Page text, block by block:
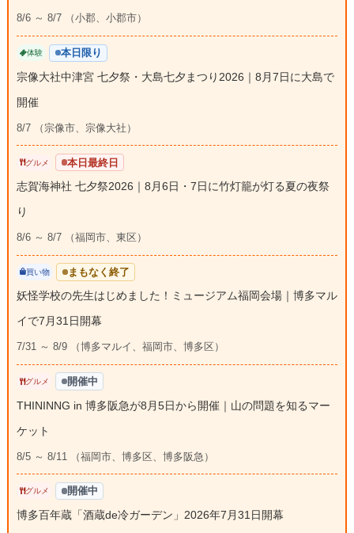
8/6 ～ 8/7 （小郡、小郡市）
体験 本日限り
宗像大社中津宮 七夕祭・大島七夕まつり2026｜8月7日に大島で
開催
8/7 （宗像市、宗像大社）
グルメ 本日最終日
志賀海神社 七夕祭2026｜8月6日・7日に竹灯籠が灯る夏の夜祭
り
8/6 ～ 8/7 （福岡市、東区）
買い物 まもなく終了
妖怪学校の先生はじめました！ミュージアム福岡会場｜博多マル
イで7月31日開幕
7/31 ～ 8/9 （博多マルイ、福岡市、博多区）
グルメ 開催中
THININNG in 博多阪急が8月5日から開催｜山の問題を知るマー
ケット
8/5 ～ 8/11 （福岡市、博多区、博多阪急）
グルメ 開催中
博多百年蔵「酒蔵de冷ガーデン」2026年7月31日開幕